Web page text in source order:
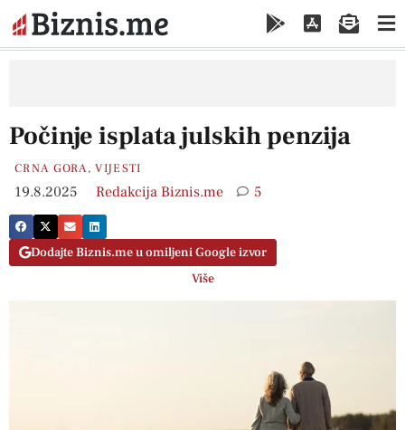
Počinje isplata julskih penzija
CRNA GORA,VIJESTI
19.8.2025 Redakcija Biznis.me 5
Dodajte Biznis.me u omiljeni Google izvor
Više